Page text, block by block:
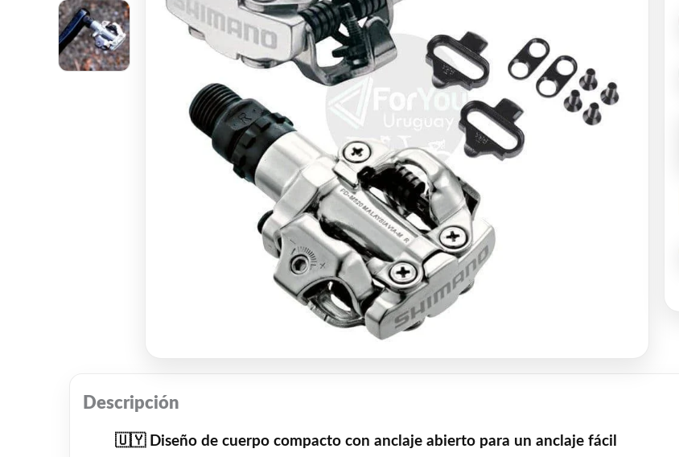
Descripción
🇺🇾 Diseño de cuerpo compacto con anclaje abierto para un anclaje fácil